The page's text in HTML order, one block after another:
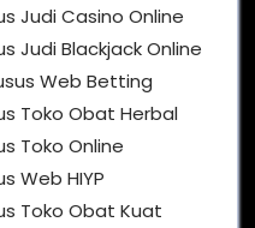
Judi Casino Online
Judi Blackjack Online
Web Betting
Toko Obat Herbal
Toko Online
Web HIYP
Toko Obat Kuat